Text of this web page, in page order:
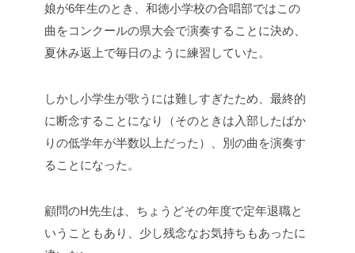
娘が6年生のとき、和徳小学校の合唱部ではこの
曲をコンクールの県大会で演奏することに決め、
夏休み返上で毎日のように練習していた。
しかし小学生が歌うには難しすぎたため、最終的
に断念することになり（そのときは入部したばか
りの低学年が半数以上だった）、別の曲を演奏す
ることになった。
顧問のH先生は、ちょうどその年度で定年退職と
いうこともあり、少し残念なお気持ちもあったに